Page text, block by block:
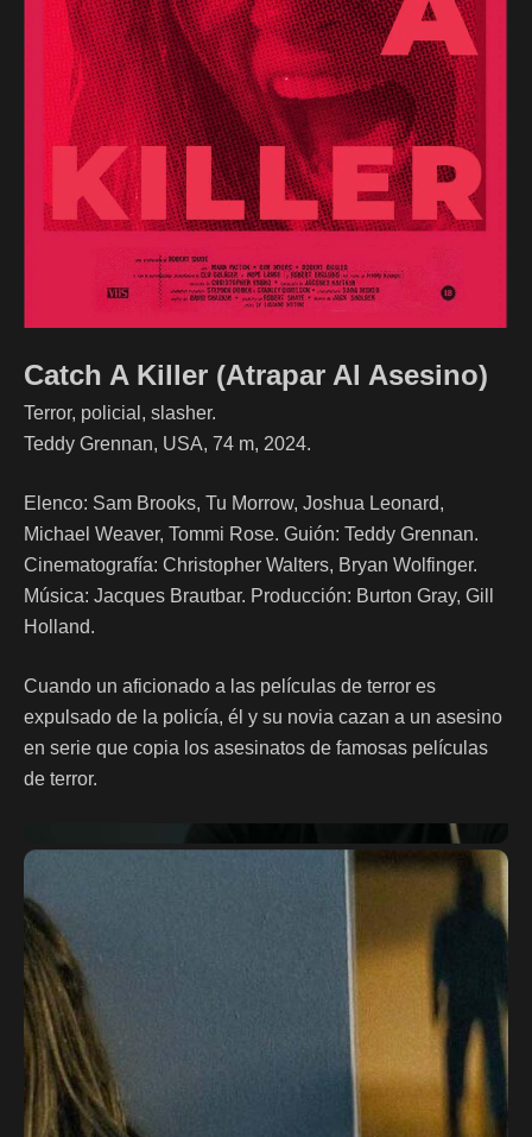
Catch A Killer (Atrapar Al Asesino)
Terror, policial, slasher.
Teddy Grennan, USA, 74 m, 2024.
Elenco: Sam Brooks, Tu Morrow, Joshua Leonard,
Michael Weaver, Tommi Rose. Guión: Teddy Grennan.
Cinematografía: Christopher Walters, Bryan Wolfinger.
Música: Jacques Brautbar. Producción: Burton Gray, Gill
Holland.
Cuando un aficionado a las películas de terror es
expulsado de la policía, él y su novia cazan a un asesino
en serie que copia los asesinatos de famosas películas
de terror.